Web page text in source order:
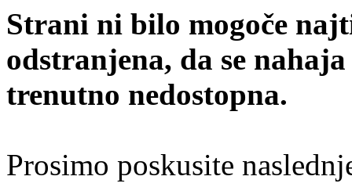
Strani ni bilo mogoče
odstranjena, da se
trenutno nedostopna.
Prosimo poskusite